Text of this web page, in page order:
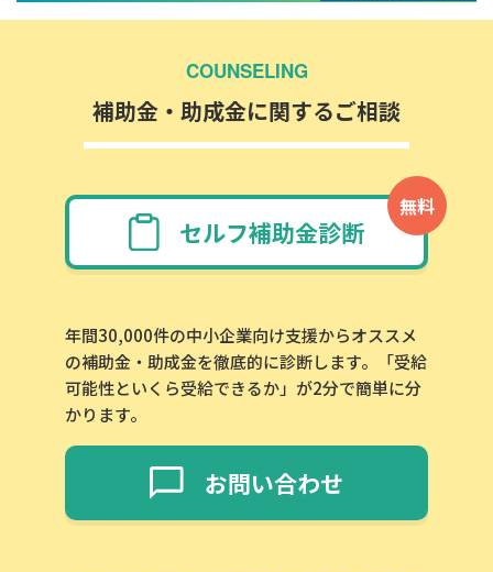
COUNSELING
補助金・助成金に関するご相談
無料
セルフ補助金診断
年間30,000件の中小企業向け支援からオススメ
の補助金・助成金を徹底的に診断します。「受給
可能性といくら受給できるか」が2分で簡単に分
かります。
お問い合わせ